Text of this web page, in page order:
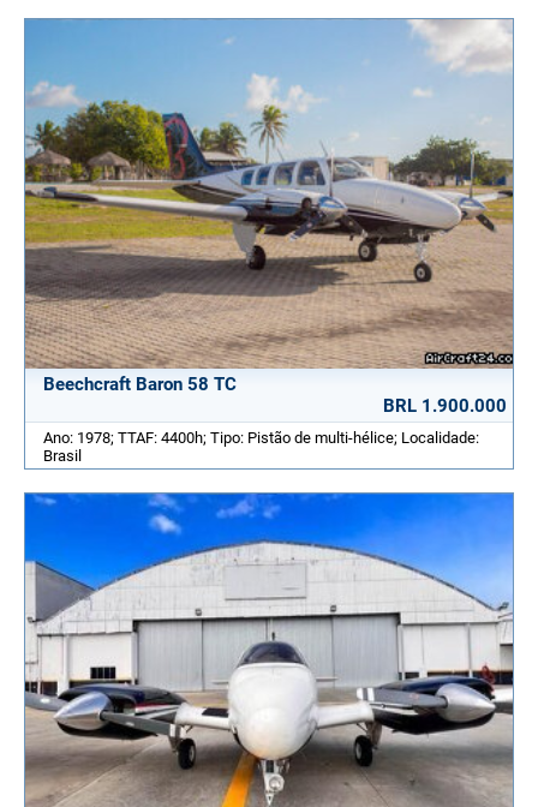
Beechcraft Baron 58 TC
BRL 1.900.000
Ano: 1978; TTAF: 4400h; Tipo: Pistão de multi-hélice; Localidade:
Brasil